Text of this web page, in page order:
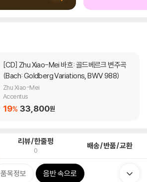
[CD]
(Bach: Goldberg Variations, BWV 988)
Zhu Xiao-Mei
Accentus
19% 33,800원
리뷰/한줄평
0 배송/반품/교환
품목정보 음반 속으로